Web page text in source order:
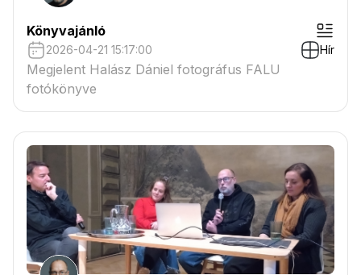
Könyvajánló
2026-04-21 15:17:00 Hír
Megjelent Halász Dániel fotográfus FALU
fotókönyve